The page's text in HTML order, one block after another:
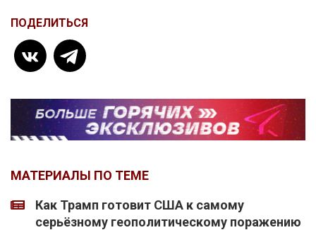
ПОДЕЛИТЬСЯ
МАТЕРИАЛЫ ПО ТЕМЕ
Как Трамп готовит США к самому
серьёзному геополитическому поражению